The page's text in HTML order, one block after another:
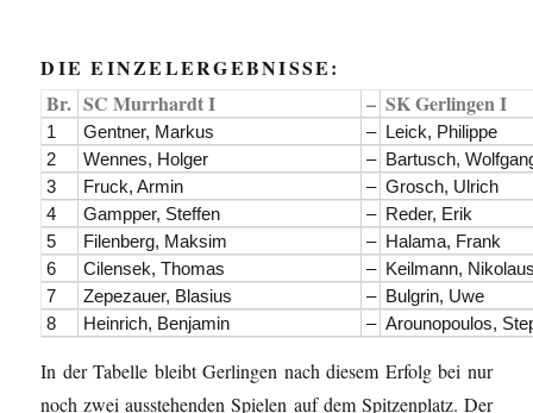
DIE EINZELERGEBNISSE:
Br. SC Murrhardt I – SK Gerlingen I
1 Gentner, Markus – Leick, Philippe
2
Wennes, Holger – Bartusch,
3
Fruck, Armin – Grosch, Ulrich
4
Gampper, Steffen – Reder, Erik
5
Filenberg, Maksim – Halama, Frank
6
Cilensek, Thomas – Keilmann,
7
Zepezauer, Blasius – Bulgrin, Uwe
8
Heinrich, Benjamin – Arounopoulos,
In der Tabelle bleibt Gerlingen nach diesem Erfolg bei nur
noch zwei ausstehenden Spielen auf dem Spitzenplatz. Der